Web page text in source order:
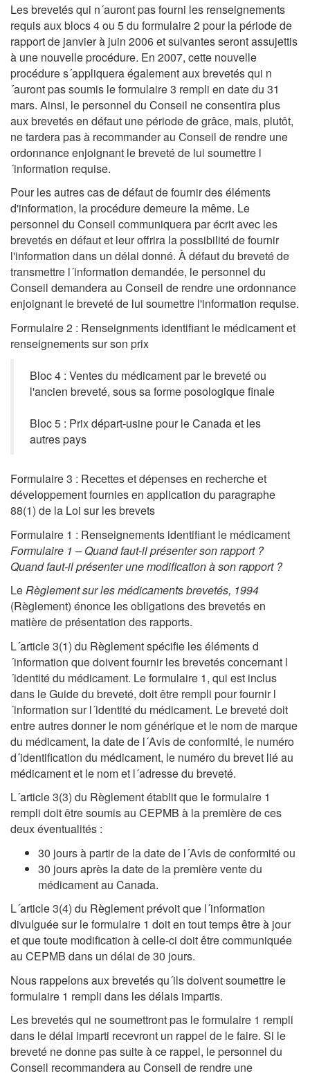
Les brevetés qui n´auront pas fourni les renseignements
requis aux blocs 4 ou 5 du formulaire 2 pour la période de
rapport de janvier à juin 2006 et suivantes seront assujettis
à une nouvelle procédure. En 2007, cette nouvelle
procédure s´appliquera également aux brevetés qui n
´auront pas soumis le formulaire 3 rempli en date du 31
mars. Ainsi, le personnel du Conseil ne consentira plus
aux brevetés en défaut une période de grâce, mais, plutôt,
ne tardera pas à recommander au Conseil de rendre une
ordonnance enjoignant le breveté de lui soumettre l
´information requise.
Pour les autres cas de défaut de fournir des éléments
d'information, la procédure demeure la même. Le
personnel du Conseil communiquera par écrit avec les
brevetés en défaut et leur offrira la possibilité de fournir
l'information dans un délai donné. À défaut du breveté de
transmettre l´information demandée, le personnel du
Conseil demandera au Conseil de rendre une ordonnance
enjoignant le breveté de lui soumettre l'information requise.
Formulaire 2 : Renseignments identifiant le médicament et
renseignements sur son prix
Bloc 4 : Ventes du médicament par le breveté ou
l'ancien breveté, sous sa forme posologique finale
Bloc 5 : Prix départ-usine pour le Canada et les
autres pays
Formulaire 3 : Recettes et dépenses en recherche et
développement fournies en application du paragraphe
88(1) de la Loi sur les brevets
Formulaire 1 : Renseignements identifiant le médicament
Formulaire 1 – Quand faut-il présenter son rapport ?
Quand faut-il présenter une modification à son rapport ?
LeRèglement sur les médicaments brevetés, 1994
(Règlement) énonce les obligations des brevetés en
matière de présentation des rapports.
L´article 3(1) du Règlement spécifie les éléments d
´information que doivent fournir les brevetés concernant l
´identité du médicament. Le formulaire 1, qui est inclus
dans le Guide du breveté, doit être rempli pour fournir l
´information sur l´identité du médicament. Le breveté doit
entre autres donner le nom générique et le nom de marque
du médicament, la date de l´Avis de conformité, le numéro
d´identification du médicament, le numéro du brevet lié au
médicament et le nom et l´adresse du breveté.
L´article 3(3) du Règlement établit que le formulaire 1
rempli doit être soumis au CEPMB à la première de ces
deux éventualités :
30 jours à partir de la date de l´Avis de conformité ou
30 jours après la date de la première vente du
médicament au Canada.
L´article 3(4) du Règlement prévoit que l´information
divulguée sur le formulaire 1 doit en tout temps être à jour
et que toute modification à celle-ci doit être communiquée
au CEPMB dans un délai de 30 jours.
Nous rappelons aux brevetés qu´ils doivent soumettre le
formulaire 1 rempli dans les délais impartis.
Les brevetés qui ne soumettront pas le formulaire 1 rempli
dans le délai imparti recevront un rappel de le faire. Si le
breveté ne donne pas suite à ce rappel, le personnel du
Conseil recommandera au Conseil de rendre une